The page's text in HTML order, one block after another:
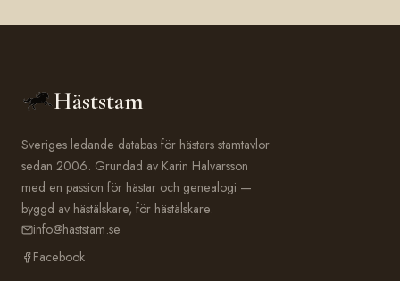
Häststam
Sveriges ledande databas för hästars stamtavlor
sedan 2006. Grundad av Karin Halvarsson
med en passion för hästar och genealogi —
byggd av hästälskare, för hästälskare.
info@haststam.se
Facebook